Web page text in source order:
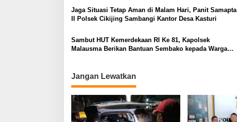
Jaga Situasi Tetap Aman di Malam Hari, Panit Samapta
II Polsek Cikijing Sambangi Kantor Desa Kasturi
Sambut HUT Kemerdekaan RI Ke 81, Kapolsek
Malausma Berikan Bantuan Sembako kepada Warga
Jangan Lewatkan